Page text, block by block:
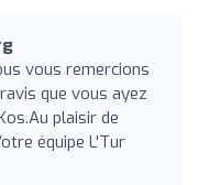
vous remercions
que vous ayez
plaisir de
équipe L'Tur